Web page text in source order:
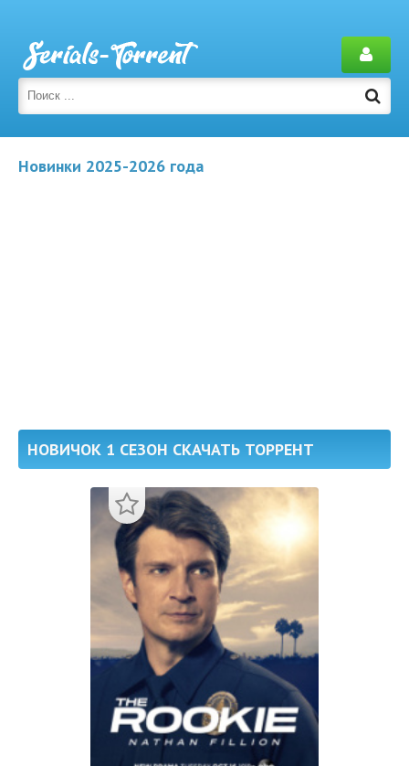
Новинки 2025-2026 года
НОВИЧОК 1 СЕЗОН СКАЧАТЬ ТОРРЕНТ